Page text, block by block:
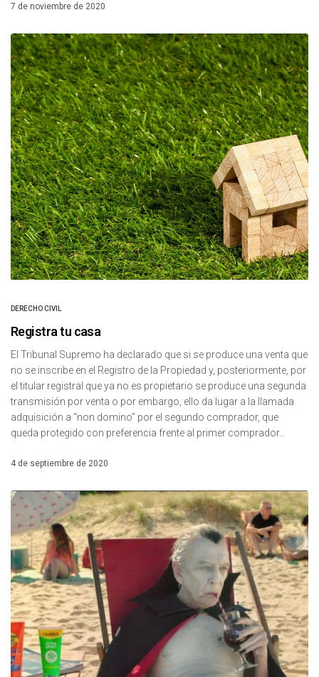
7 de noviembre de 2020
DERECHO CIVIL
Registra tu casa
El Tribunal Supremo ha declarado que si se produce una venta que
no se inscribe en el Registro de la Propiedad y, posteriormente, por
el titular registral que ya no es propietario se produce una segunda
transmisión por venta o por embargo, ello da lugar a la llamada
adquisición a “non domino” por el segundo comprador, que
queda protegido con preferencia frente al primer comprador…
4 de septiembre de 2020